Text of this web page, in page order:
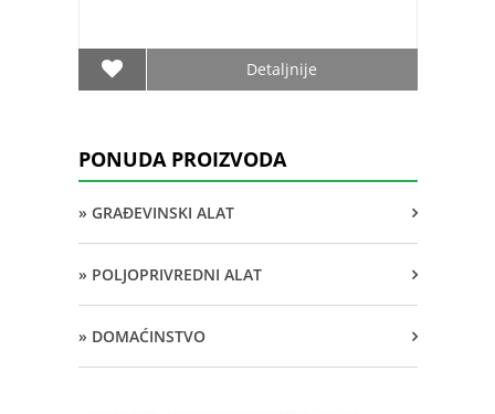
Detaljnije
PONUDA PROIZVODA
» GRAĐEVINSKI ALAT
» POLJOPRIVREDNI ALAT
» DOMAĆINSTVO